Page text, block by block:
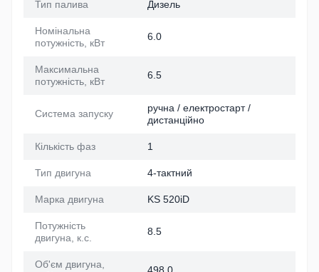
Тип палива Дизель
Номінальна
потужність, кВт
6.0
Максимальна
потужність, кВт
6.5
Система запуску
ручна / електростарт /
дистанційно
Кількість фаз 1
Тип двигуна 4-тактний
Марка двигуна KS 520iD
Потужність
двигуна, к.с.
8.5
Об'єм двигуна,